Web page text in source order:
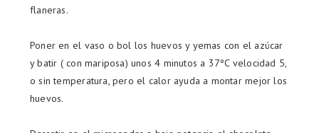
flaneras.
Poner en el vaso o bol los huevos y yemas con el azúcar
y batir ( con mariposa) unos 4 minutos a 37ºC velocidad 5,
o sin temperatura, pero el calor ayuda a montar mejor los
huevos.